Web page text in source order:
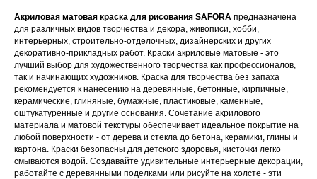
Акриловая матовая краска для рисования SAFORA предназначена
для различных видов творчества и декора, живописи, хобби,
интерьерных, строительно-отделочных, дизайнерских и других
декоративно-прикладных работ. Краски акриловые матовые - это
лучший выбор для художественного творчества как профессионалов,
так и начинающих художников. Краска для творчества без запаха
рекомендуется к нанесению на деревянные, бетонные, кирпичные,
керамические, глиняные, бумажные, пластиковые, каменные,
оштукатуренные и другие основания. Сочетание акрилового
материала и матовой текстуры обеспечивает идеальное покрытие на
любой поверхности - от дерева и стекла до бетона, керамики, глины и
картона. Краски безопасны для детского здоровья, кисточки легко
смываются водой. Создавайте удивительные интерьерные декорации,
работайте с деревянными поделками или рисуйте на холсте - эти